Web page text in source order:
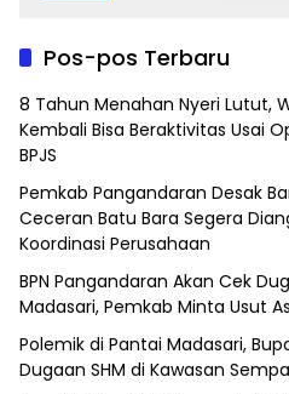
Pos-pos Terbaru
8 Tahun Menahan Nyeri Lutut,
Kembali Bisa Beraktivitas Usai
BPJS
Pemkab Pangandaran Desak
Ceceran Batu Bara Segera
Koordinasi Perusahaan
BPN Pangandaran Akan Cek
Madasari, Pemkab Minta Usut
Polemik di Pantai Madasari,
Dugaan SHM di Kawasan